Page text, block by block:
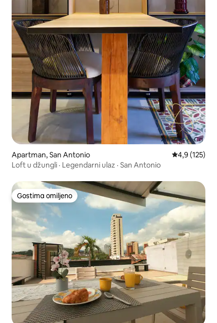
Apartman, San Antonio Prosečna
4,9 (125)
Loft u džungli · Legendarni ulaz · San Antonio
Gostima omiljeno
Gostima omiljeno